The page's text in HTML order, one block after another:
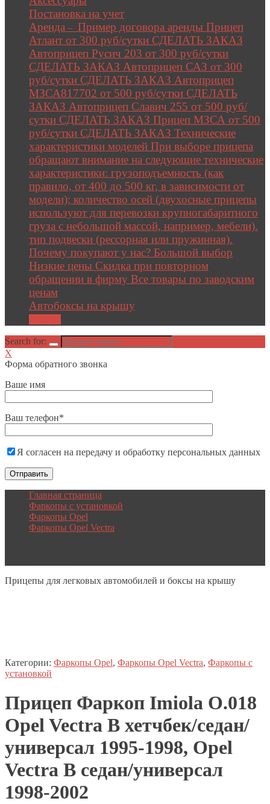
Постановка на учет
Аренда – Пример договора аренды Прицеп
Атлант от 300 руб/сутки СДЕЛАТЬ ЗАКАЗ
Автоприцеп Русич 203 от 300 руб/сутки
СДЕЛАТЬ ЗАКАЗ Автоприцеп САЗ от 300
руб/сутки СДЕЛАТЬ ЗАКАЗ Автоприцеп
МЗСА817702 от 500 руб/сутки СДЕЛАТЬ
ЗАКАЗ Автоприцеп Славич 255 от 500 руб/
сутки СДЕЛАТЬ ЗАКАЗ Прицеп МЗСА от 500
руб/сутки СДЕЛАТЬ ЗАКАЗ Технические
характеристики моделей При выборе прицепа
обращают внимание на следующие технические
характеристики: грузоподъемность (как
правило, от 400 до 500 кг, в зависимости от
модели); количество осей (двухосные прицепы
используют для перевозки крупногабаритного
груза с небольшой массой, например, мебели).
тип подвески (рессорная или пружинная).
Почему покупают у нас? Большой выбор
Низкие цены Скидка при повторном
обращении в фирму Все товары по заводским
ценам
Автобоксы на крышу
Search for:
X
Форма обратного звонка
Ваше имя
Ваш телефон*
Я согласен на передачу и обработку персональных данных
Главная страница
Фаркопы с установкой
Фаркопы Opel
Фаркопы Opel Vectra
Прицепы для легковых автомобилей и боксы на крышу
Категории: Фаркопы Opel, Фаркопы Opel Vectra, Фаркопы с
установкой
Прицеп Фаркоп Imiola O.018
Opel Vectra B хетчбек/седан/
универсал 1995-1998, Opel
Vectra B седан/универсал
1998-2002